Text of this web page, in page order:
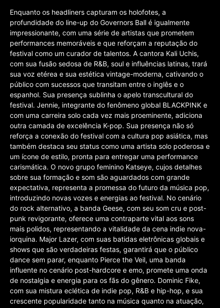
Enquanto os headliners capturam os holofotes, a
profundidade do line-up do Governors Ball é igualmente
impressionante, com uma série de artistas que prometem
performances memoráveis e que reforçam a reputação do
festival como um curador de talentos. A cantora Kali Uchis,
com sua fusão sedosa de R&B, soul e influências latinas, trará
sua voz etérea e sua estética vintage-moderna, cativando o
público com sucessos que transitam entre o inglês e o
espanhol. Sua presença sublinha o apelo transcultural do
festival. Jennie, integrante do fenômeno global BLACKPINK e
com uma carreira solo cada vez mais proeminente, adiciona
outra camada de excelência K-pop. Sua presença não só
reforça a conexão do festival com a cultura pop asiática, mas
também destaca seu status como uma artista solo poderosa e
um ícone de estilo, pronta para entregar uma performance
carismática. O novo grupo feminino Katseye, cujos detalhes
sobre sua formação e som são aguardados com grande
expectativa, representa a promessa do futuro da música pop,
introduzindo novas vozes e energias ao festival. No cenário
do rock alternativo, a banda Geese, com seu som cru e post-
punk revigorante, oferece uma contraparte vital aos sons
mais polidos, representando a vitalidade da cena indie nova-
iorquina. Major Lazer, com suas batidas eletrônicas globais e
shows que são verdadeiras festas, garantirá que o público
dance sem parar, enquanto Pierce the Veil, uma banda
influente no cenário post-hardcore e emo, promete uma onda
de nostalgia e energia para os fãs do gênero. Dominic Fike,
com sua mistura eclética de indie pop, R&B e hip-hop, e sua
crescente popularidade tanto na música quanto na atuação,